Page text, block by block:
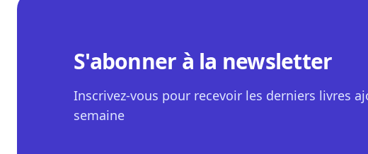
S'abonner à la newsletter
Inscrivez-vous pour recevoir les derniers livres
semaine